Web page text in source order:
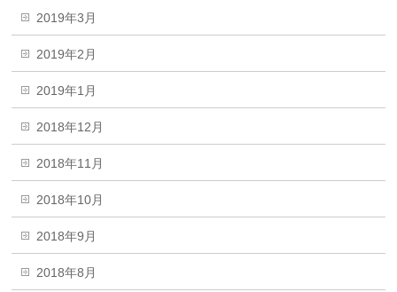
2019年3月
2019年2月
2019年1月
2018年12月
2018年11月
2018年10月
2018年9月
2018年8月